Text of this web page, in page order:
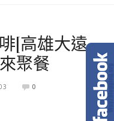
[高雄大遠
聚餐
0